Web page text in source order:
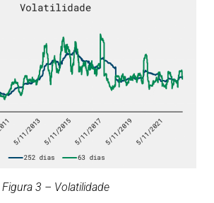
Figura 3 – Volatilidade